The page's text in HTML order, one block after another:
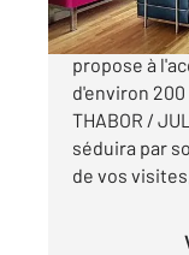
CENTURY 21
propose à
d'environ
THABOR /
séduira par
de vos